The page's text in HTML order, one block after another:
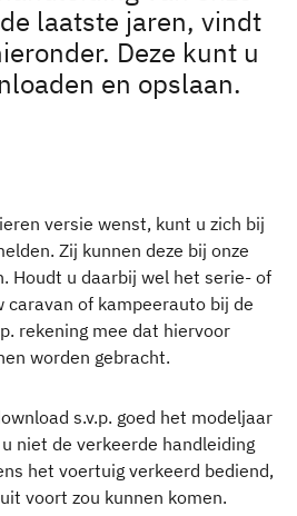
laatste jaren, vindt
Deze kunt u
en opslaan.
versie wenst, kunt u zich bij
Zij kunnen deze bij onze
Houdt u daarbij wel het serie- of
caravan of kampeerauto bij de
rekening mee dat hiervoor
worden gebracht.
s.v.p. goed het modeljaar
niet de verkeerde handleiding
het voertuig verkeerd bediend,
voort zou kunnen komen.